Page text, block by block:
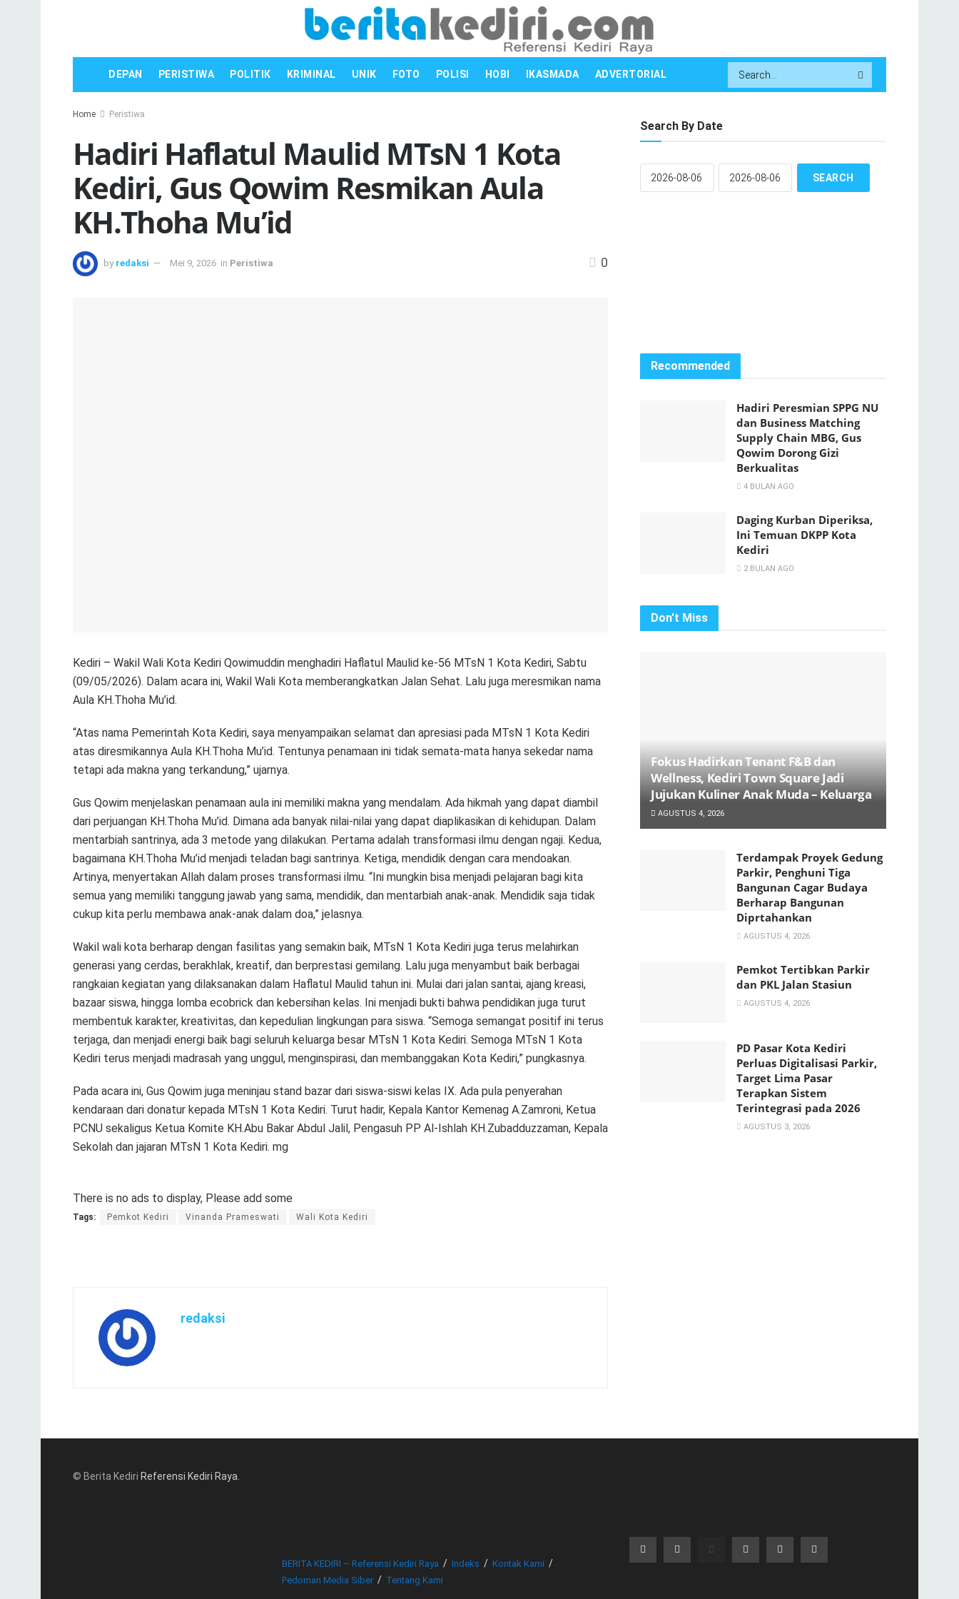
DEPAN PERISTIWA POLITIK KRIMINAL UNIK FOTO POLISI HOBI IKASMADA ADVERTORIAL
Home Peristiwa
Hadiri Haflatul Maulid MTsN 1 Kota
Kediri, Gus Qowim Resmikan Aula
KH.Thoha Mu’id
by redaksi Mei 9, 2026 in Peristiwa 0
Kediri – Wakil Wali Kota Kediri Qowimuddin menghadiri Haflatul Maulid ke-56 MTsN 1 Kota Kediri, Sabtu
(09/05/2026). Dalam acara ini, Wakil Wali Kota memberangkatkan Jalan Sehat. Lalu juga meresmikan nama
Aula KH.Thoha Mu’id.
“Atas nama Pemerintah Kota Kediri, saya menyampaikan selamat dan apresiasi pada MTsN 1 Kota Kediri
atas diresmikannya Aula KH.Thoha Mu’id. Tentunya penamaan ini tidak semata-mata hanya sekedar nama
tetapi ada makna yang terkandung,” ujarnya.
Gus Qowim menjelaskan penamaan aula ini memiliki makna yang mendalam. Ada hikmah yang dapat diambil
dari perjuangan KH.Thoha Mu’id. Dimana ada banyak nilai-nilai yang dapat diaplikasikan di kehidupan. Dalam
mentarbiah santrinya, ada 3 metode yang dilakukan. Pertama adalah transformasi ilmu dengan ngaji. Kedua,
bagaimana KH.Thoha Mu’id menjadi teladan bagi santrinya. Ketiga, mendidik dengan cara mendoakan.
Artinya, menyertakan Allah dalam proses transformasi ilmu. “Ini mungkin bisa menjadi pelajaran bagi kita
semua yang memiliki tanggung jawab yang sama, mendidik, dan mentarbiah anak-anak. Mendidik saja tidak
cukup kita perlu membawa anak-anak dalam doa,” jelasnya.
Wakil wali kota berharap dengan fasilitas yang semakin baik, MTsN 1 Kota Kediri juga terus melahirkan
generasi yang cerdas, berakhlak, kreatif, dan berprestasi gemilang. Lalu juga menyambut baik berbagai
rangkaian kegiatan yang dilaksanakan dalam Haflatul Maulid tahun ini. Mulai dari jalan santai, ajang kreasi,
bazaar siswa, hingga lomba ecobrick dan kebersihan kelas. Ini menjadi bukti bahwa pendidikan juga turut
membentuk karakter, kreativitas, dan kepedulian lingkungan para siswa. “Semoga semangat positif ini terus
terjaga, dan menjadi energi baik bagi seluruh keluarga besar MTsN 1 Kota Kediri. Semoga MTsN 1 Kota
Kediri terus menjadi madrasah yang unggul, menginspirasi, dan membanggakan Kota Kediri,” pungkasnya.
Pada acara ini, Gus Qowim juga meninjau stand bazar dari siswa-siswi kelas IX. Ada pula penyerahan
kendaraan dari donatur kepada MTsN 1 Kota Kediri. Turut hadir, Kepala Kantor Kemenag A.Zamroni, Ketua
PCNU sekaligus Ketua Komite KH.Abu Bakar Abdul Jalil, Pengasuh PP Al-Ishlah KH.Zubadduzzaman, Kepala
Sekolah dan jajaran MTsN 1 Kota Kediri. mg
There is no ads to display, Please add some
Tags: Pemkot Kediri Vinanda Prameswati Wali Kota Kediri
redaksi
Search By Date
Recommended
Hadiri Peresmian SPPG NU
dan Business Matching
Supply Chain MBG, Gus
Qowim Dorong Gizi
Berkualitas
4 BULAN AGO
Daging Kurban Diperiksa,
Ini Temuan DKPP Kota
Kediri
2 BULAN AGO
Don't Miss
Fokus Hadirkan Tenant F&B dan
Wellness, Kediri Town Square Jadi
Jujukan Kuliner Anak Muda – Keluarga
AGUSTUS 4, 2026
Terdampak Proyek Gedung
Parkir, Penghuni Tiga
Bangunan Cagar Budaya
Berharap Bangunan
Diprtahankan
AGUSTUS 4, 2026
Pemkot Tertibkan Parkir
dan PKL Jalan Stasiun
AGUSTUS 4, 2026
PD Pasar Kota Kediri
Perluas Digitalisasi Parkir,
Target Lima Pasar
Terapkan Sistem
Terintegrasi pada 2026
AGUSTUS 3, 2026
© Berita Kediri Referensi Kediri Raya
BERITA KEDIRI – Referensi Kediri Raya Indeks
Kontak Kami
Pedoman Media Siber
Tentang Kami